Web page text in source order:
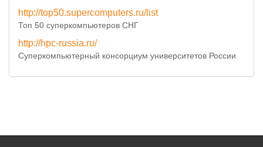
http://top50.supercomputers.ru/list
Топ 50 суперкомпьютеров СНГ
http://hpc-russia.ru/
Суперкомпьютерный консорциум университетов России